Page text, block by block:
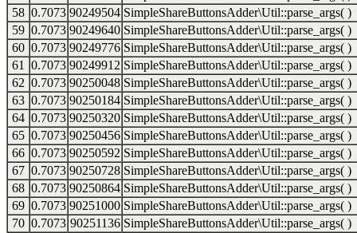
58 0.7073 90249504 SimpleShareButtonsAdder\Util::parse_args( )
59 0.7073 90249640 SimpleShareButtonsAdder\Util::parse_args( )
60 0.7073 90249776 SimpleShareButtonsAdder\Util::parse_args( )
61
0.7073 90249912 SimpleShareButtonsAdder\Util::parse_args( )
62 0.7073 90250048 SimpleShareButtonsAdder\Util::parse_args( )
63 0.7073 90250184 SimpleShareButtonsAdder\Util::parse_args( )
64 0.7073 90250320 SimpleShareButtonsAdder\Util::parse_args( )
65 0.7073 90250456 SimpleShareButtonsAdder\Util::parse_args( )
66 0.7073 90250592 SimpleShareButtonsAdder\Util::parse_args( )
67 0.7073 90250728 SimpleShareButtonsAdder\Util::parse_args( )
68 0.7073 90250864 SimpleShareButtonsAdder\Util::parse_args( )
69 0.7073 90251000 SimpleShareButtonsAdder\Util::parse_args( )
70 0.7073 90251136 SimpleShareButtonsAdder\Util::parse_args( )